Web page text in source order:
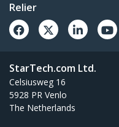
Relier
StarTech.com Ltd.
Celsiusweg 16
5928 PR Venlo
The Netherlands